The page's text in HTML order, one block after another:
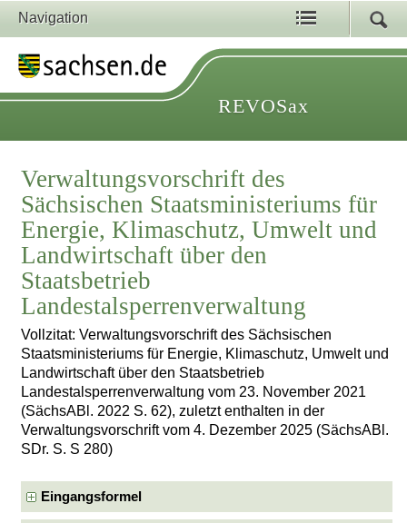
Navigation
REVOSax
Verwaltungsvorschrift des
Sächsischen Staatsministeriums für
Energie, Klimaschutz, Umwelt und
Landwirtschaft über den
Staatsbetrieb
Landestalsperrenverwaltung
Vollzitat: Verwaltungsvorschrift des Sächsischen
Staatsministeriums für Energie, Klimaschutz, Umwelt und
Landwirtschaft über den Staatsbetrieb
Landestalsperrenverwaltung vom 23. November 2021
(SächsABl. 2022 S. 62), zuletzt enthalten in der
Verwaltungsvorschrift vom 4. Dezember 2025 (SächsABl.
SDr. S. S 280)
Eingangsformel